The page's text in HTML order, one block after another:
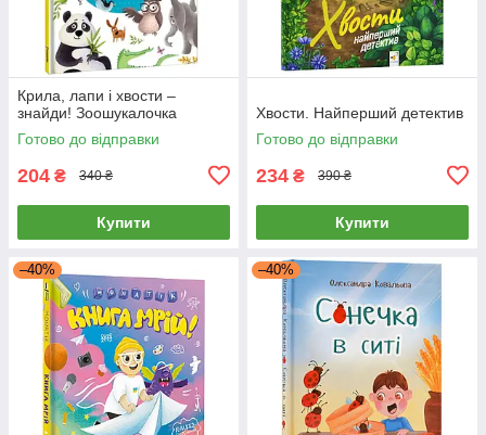
Крила, лапи і хвости –
знайди! Зоошукалочка
Готово до відправки
204 ₴ 340 ₴
Купити
Хвости. Найперший детектив
Готово до відправки
234 ₴ 390 ₴
Купити
–40% –40%